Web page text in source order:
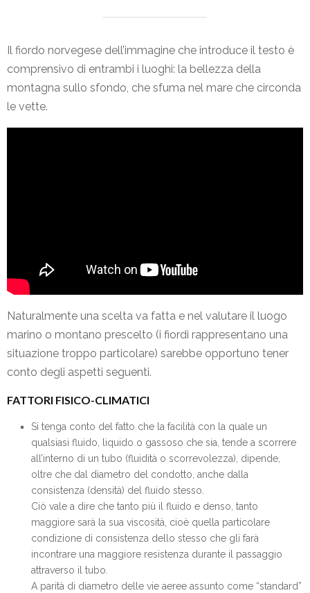
Il fiordo norvegese dell’immagine che introduce il testo è
comprensivo di entrambi i luoghi: la bellezza della
montagna sullo sfondo, che sfuma nel mare che circonda
le vette.
Naturalmente una scelta va fatta e nel valutare il luogo
marino o montano prescelto (i fiordi rappresentano una
situazione troppo particolare) sarebbe opportuno tener
conto degli aspetti seguenti.
FATTORI FISICO-CLIMATICI
Si tenga conto del fatto che la facilità con la quale un
qualsiasi fluido, liquido o gassoso che sia, tende a scorrere
all’interno di un tubo (fluidità o scorrevolezza), dipende,
oltre che dal diametro del condotto, anche dalla
consistenza (densità) del fluido stesso.
Ciò vale a dire che tanto più il fluido e denso, tanto
maggiore sarà la sua viscosità, cioè quella particolare
condizione di consistenza dello stesso che gli farà
incontrare una maggiore resistenza durante il passaggio
attraverso il tubo.
A parità di diametro delle vie aeree assunto come “standard”